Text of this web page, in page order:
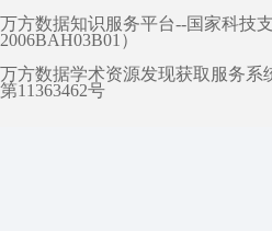
万方数据知识服务平台--国家科技
2006BAH03B01）
万方数据学术资源发现获取服务
第11363462号